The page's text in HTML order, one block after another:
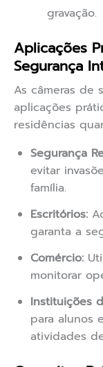
gravação.
Aplicações
Segurança
As câmeras de
aplicações
residências
Segurança
evitar
família.
Escritórios:
garanta a
Comércio:
monitorar
Instituições
para alunos
atividades